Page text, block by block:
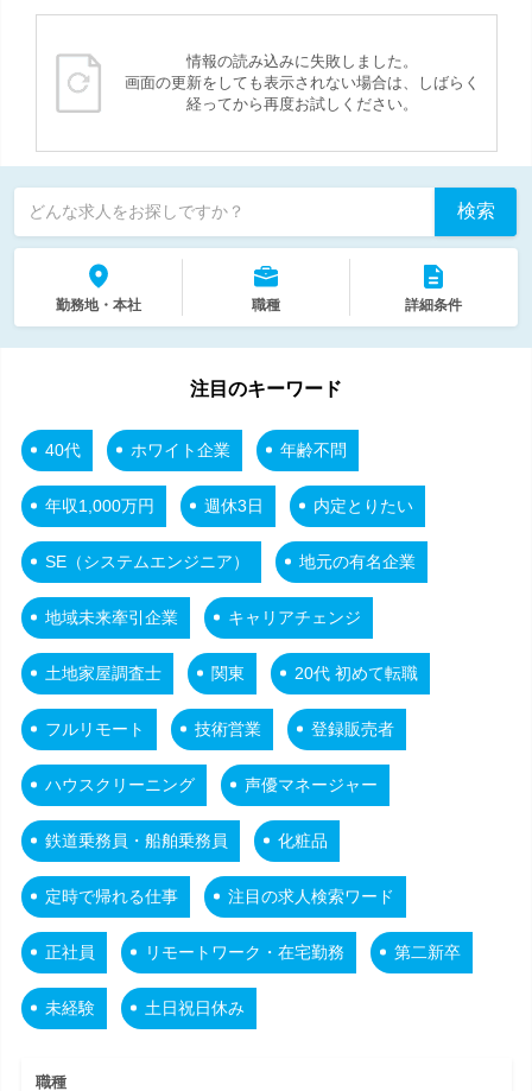
情報の読み込みに失敗しました。
画面の更新をしても表示されない場合は、しばらく
経ってから再度お試しください。
どんな求人をお探しですか？ 検索
勤務地・本社 職種 詳細条件
注目のキーワード
40代 ホワイト企業 年齢不問
年収1,000万円 週休3日 内定とりたい
SE（システムエンジニア） 地元の有名企業
地域未来牽引企業 キャリアチェンジ
土地家屋調査士 関東 20代 初めて転職
フルリモート 技術営業 登録販売者
ハウスクリーニング 声優マネージャー
鉄道乗務員・船舶乗務員 化粧品
定時で帰れる仕事 注目の求人検索ワード
正社員 リモートワーク・在宅勤務 第二新卒
未経験 土日祝日休み
職種